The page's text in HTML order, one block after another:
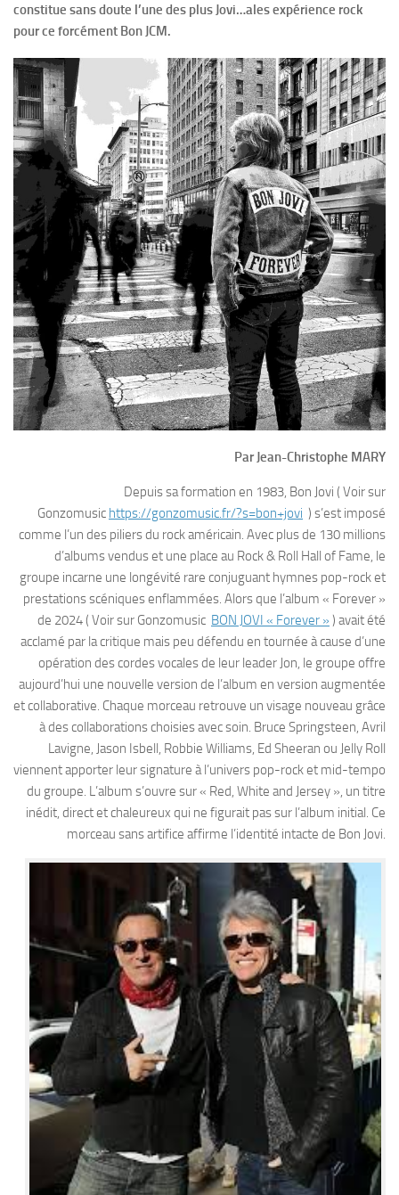
constitue sans doute l’une des plus Jovi…ales expérience rock
pour ce forcément Bon JCM.
Par Jean-Christophe MARY
Depuis sa formation en 1983, Bon Jovi ( Voir sur
Gonzomusic https://gonzomusic.fr/?s=bon+jovi ) s’est imposé
comme l’un des piliers du rock américain. Avec plus de 130 millions
d’albums vendus et une place au Rock & Roll Hall of Fame, le
groupe incarne une longévité rare conjuguant hymnes pop-rock et
prestations scéniques enflammées. Alors que l’album « Forever »
de 2024 ( Voir sur Gonzomusic BON JOVI « Forever » ) avait été
acclamé par la critique mais peu défendu en tournée à cause d’une
opération des cordes vocales de leur leader Jon, le groupe offre
aujourd’hui une nouvelle version de l’album en version augmentée
et collaborative. Chaque morceau retrouve un visage nouveau grâce
à des collaborations choisies avec soin. Bruce Springsteen, Avril
Lavigne, Jason Isbell, Robbie Williams, Ed Sheeran ou Jelly Roll
viennent apporter leur signature à l’univers pop-rock et mid-tempo
du groupe. L’album s’ouvre sur « Red, White and Jersey », un titre
inédit, direct et chaleureux qui ne figurait pas sur l’album initial. Ce
morceau sans artifice affirme l’identité intacte de Bon Jovi.